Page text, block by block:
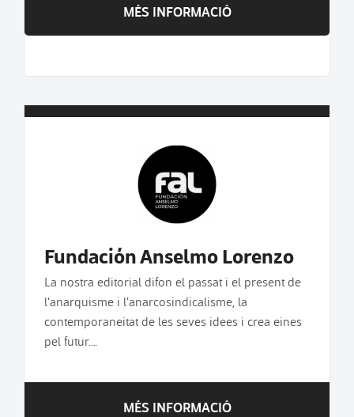
MÉS INFORMACIÓ
Fundación Anselmo Lorenzo
La nostra editorial difon el passat i el present de
l'anarquisme i l'anarcosindicalisme, la
contemporaneitat de les seves idees i crea eines
pel futur.…
MÉS INFORMACIÓ